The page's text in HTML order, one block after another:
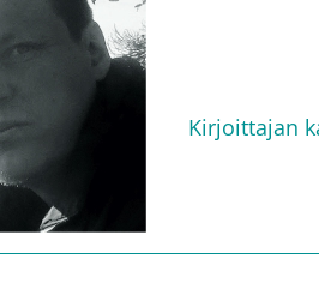
Kirjoittajan